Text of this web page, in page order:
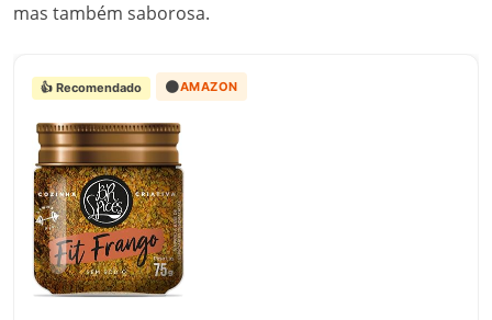
mas também saborosa.
👍 Recomendado 🟠AMAZON